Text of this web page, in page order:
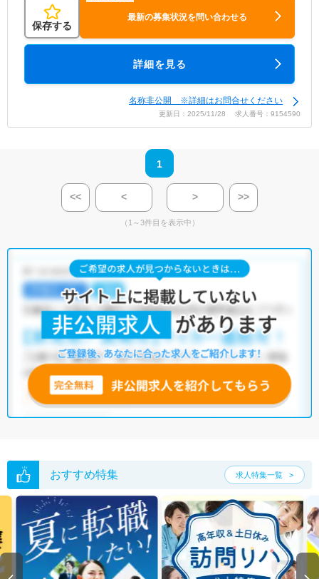
保存する
最新の募集状況を問い合わせる
詳細を見る
名称非公開 ※詳細はお問合せください
更新日：2025/11/28 求人番号：9154590
1
<< < > >>
（1～3件目を表示中）
おすすめ特集 求人特集一覧